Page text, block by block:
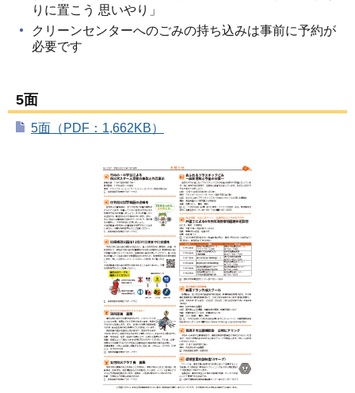
りに置こう 思いやり」
クリーンセンターへのごみの持ち込みは事前に予約が
必要です
5面
5面（PDF：1,662KB）